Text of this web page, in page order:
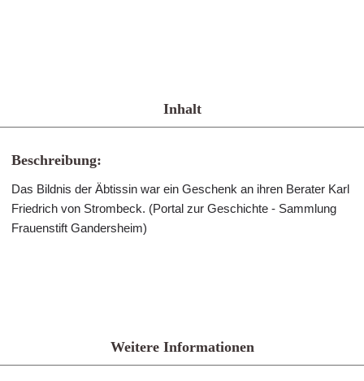
Inhalt
Beschreibung:
Das Bildnis der Äbtissin war ein Geschenk an ihren Berater Karl
Friedrich von Strombeck. (Portal zur Geschichte - Sammlung
Frauenstift Gandersheim)
Weitere Informationen